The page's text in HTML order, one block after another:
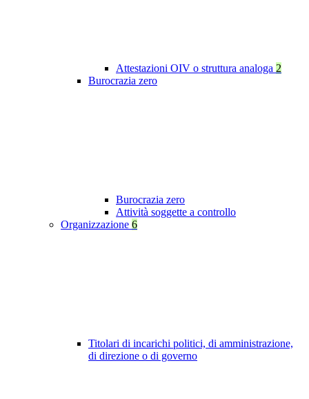
Attestazioni OIV o struttura analoga 2
Burocrazia zero
Burocrazia zero
Attività soggette a controllo
Organizzazione 6
Titolari di incarichi politici, di amministrazione,
di direzione o di governo